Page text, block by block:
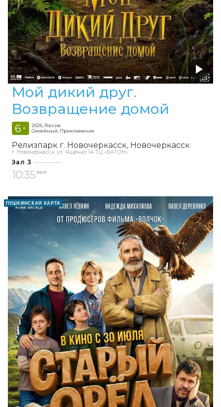
Мой дикий друг.
Возвращение домой
6 +
2026, Россия
Семейный, Приключения
Релизпарк г. Новочеркасск Новочеркасск
г. Новочеркасск, ул. Ященко 1А ТЦ «БАТОН»
Зал 3
10:35 300 ₽
ПУШКИНСКАЯ КАРТА